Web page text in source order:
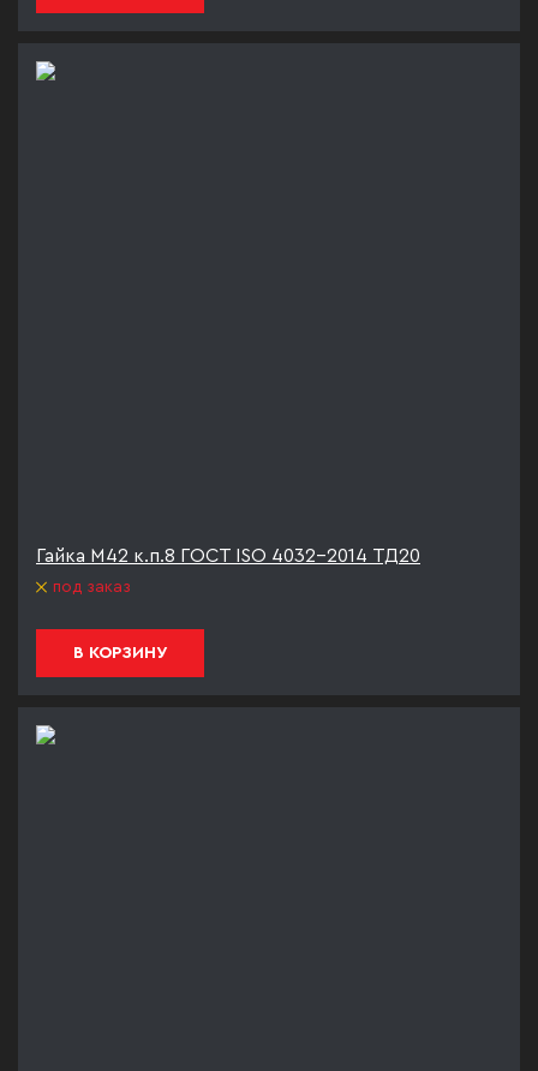
Гайка М42 к.п.8 ГОСТ ISO 4032-2014 ТД20
под заказ
В КОРЗИНУ